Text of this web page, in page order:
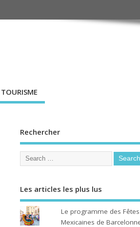
TOURISME
Rechercher
Les articles les plus lus
Le programme des
Mexicaines de